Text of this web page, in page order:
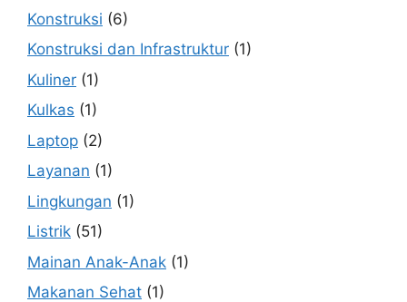
Konstruksi (6)
Konstruksi dan Infrastruktur (1)
Kuliner (1)
Kulkas (1)
Laptop (2)
Layanan (1)
Lingkungan (1)
Listrik (51)
Mainan Anak-Anak (1)
Makanan Sehat (1)